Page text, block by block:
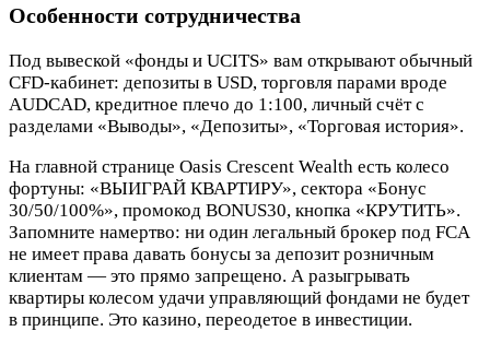
Особенности сотрудничества
Под вывеской «фонды и UCITS» вам открывают обычный
CFD-кабинет: депозиты в USD, торговля парами вроде
AUDCAD, кредитное плечо до 1:100, личный счёт с
разделами «Выводы», «Депозиты», «Торговая история».
На главной странице Oasis Crescent Wealth есть колесо
фортуны: «ВЫИГРАЙ КВАРТИРУ», сектора «Бонус
30/50/100%», промокод BONUS30, кнопка «КРУТИТЬ».
Запомните намертво: ни один легальный брокер под FCA
не имеет права давать бонусы за депозит розничным
клиентам — это прямо запрещено. А разыгрывать
квартиры колесом удачи управляющий фондами не будет
в принципе. Это казино, переодетое в инвестиции.